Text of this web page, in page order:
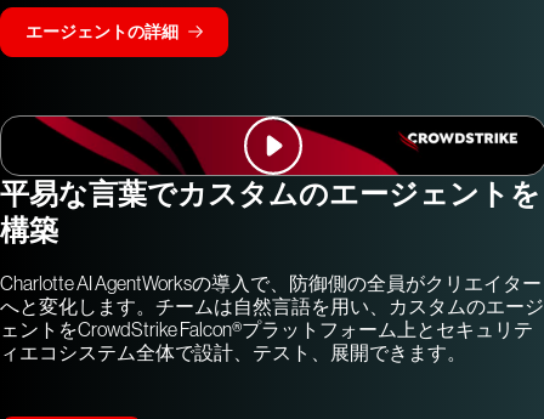
エージェントの詳細
平易な言葉でカスタムのエージェントを
構築
Charlotte AI AgentWorksの導入で、防御側の全員がクリエイター
へと変化します。チームは自然言語を用い、カスタムのエージ
ェントをCrowdStrike Falcon®プラットフォーム上とセキュリテ
ィエコシステム全体で設計、テスト、展開できます。